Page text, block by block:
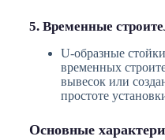
5. Временные
U-образные
временных
вывесок или
простоте
Основные